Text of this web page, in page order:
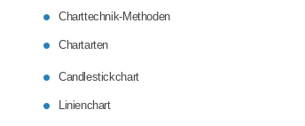
Charttechnik-Methoden
Chartarten
Candlestickchart
Linienchart